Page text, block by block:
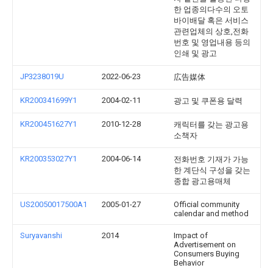
한 업종의다수의 오토
바이배달 혹은 서비스
관련업체의 상호,전화
번호 및 영업내용 등의
인쇄 및 광고
JP3238019U 2022-06-23 広告媒体
KR200341699Y1 2004-02-11 광고 및 쿠폰용 달력
KR200451627Y1 2010-12-28
캐릭터를 갖는 광고용
소책자
KR200353027Y1 2004-06-14
전화번호 기재가 가능
한 계단식 구성을 갖는
종합 광고용매체
US20050017500A1 2005-01-27
Official community
calendar and method
Suryavanshi 2014
Impact of
Advertisement on
Consumers Buying
Behavior